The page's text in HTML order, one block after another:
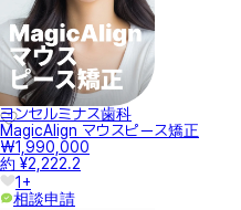
ヨンセルミナス歯科
MagicAlign マウスピース矯正
₩1,990,000
約 ¥2,222.2
1+
相談申請